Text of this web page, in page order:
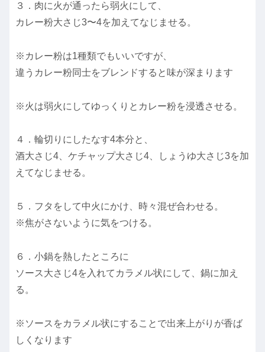
３．肉に火が通ったら弱火にして、
カレー粉大さじ3〜4を加えてなじませる。
※カレー粉は1種類でもいいですが、
違うカレー粉同士をブレンドすると味が深まります
※火は弱火にしてゆっくりとカレー粉を浸透させる。
４．輪切りにしたなす4本分と、
酒大さじ4、ケチャップ大さじ4、しょうゆ大さじ3を加
えてなじませる。
５．フタをして中火にかけ、時々混ぜ合わせる。
※焦がさないように気をつける。
６．小鍋を熱したところに
ソース大さじ4を入れてカラメル状にして、鍋に加え
る。
※ソースをカラメル状にすることで出来上がりが香ば
しくなります